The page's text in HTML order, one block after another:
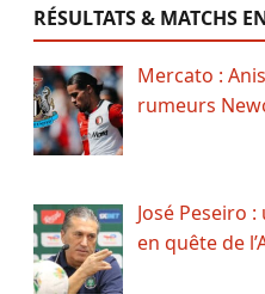
RÉSULTATS & MATCHS
Mercato :
rumeurs
José Peseiro
en quête de